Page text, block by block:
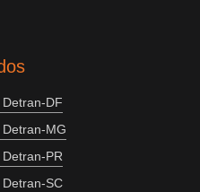
DF
MG
PR
SC